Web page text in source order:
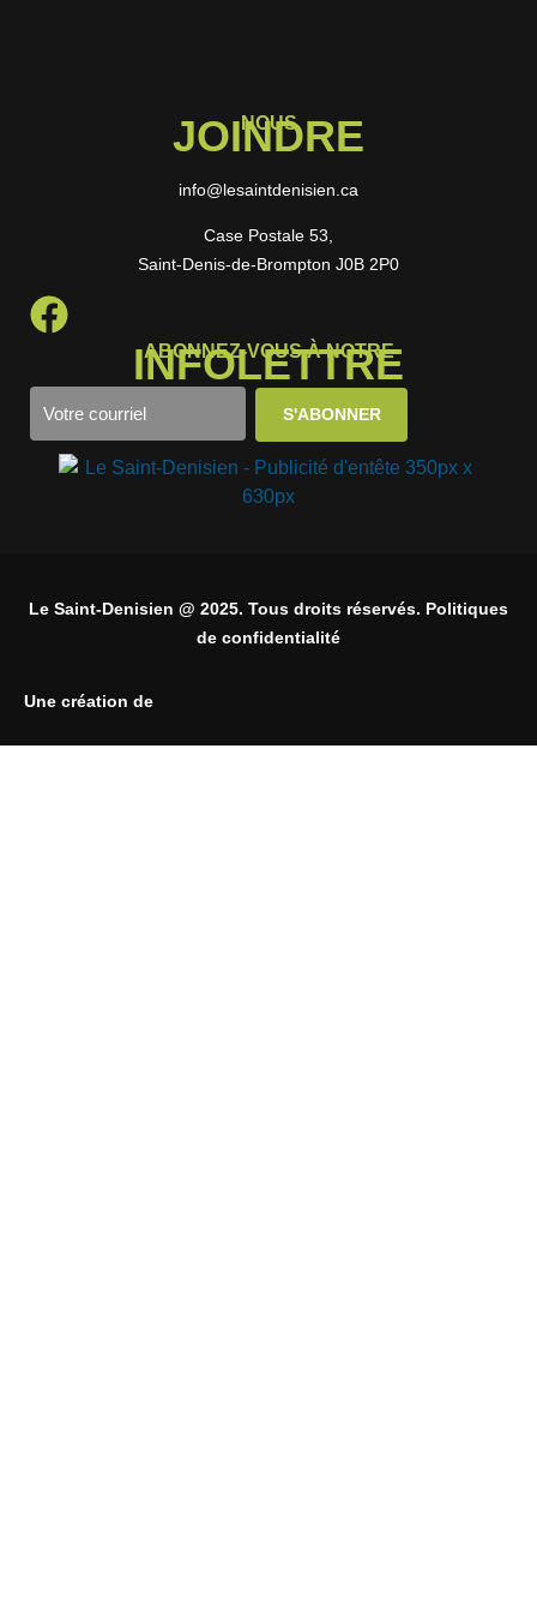
NOUS
JOINDRE
info@lesaintdenisien.ca
Case Postale 53,
Saint-Denis-de-Brompton J0B 2P0
ABONNEZ-VOUS À NOTRE
INFOLETTRE
Le Saint-Denisien @ 2025. Tous droits réservés. Politiques
de confidentialité
Une création de